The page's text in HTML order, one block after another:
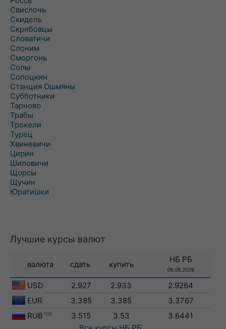
Свислочь
Скидель
Скрибовцы
Словатичи
Слоним
Сморгонь
Солы
Сопоцкин
Станция Ошмяны
Субботники
Тарново
Трабы
Трокели
Турец
Хвиневичи
Цирин
Шиловичи
Щорсы
Щучин
Юратишки
Лучшие курсы валют
валюта сдать купить
НБ РБ
06.08.2026
USD 2.927 2.933
2.9264
EUR
3.385 3.385
3.3767
RUB 100 3.515 3.53
3.6441